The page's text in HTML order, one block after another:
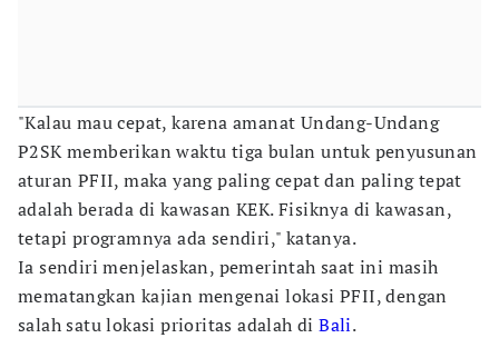
"Kalau mau cepat, karena amanat Undang-Undang
P2SK memberikan waktu tiga bulan untuk penyusunan
aturan PFII, maka yang paling cepat dan paling tepat
adalah berada di kawasan KEK. Fisiknya di kawasan,
tetapi programnya ada sendiri," katanya.
Ia sendiri menjelaskan, pemerintah saat ini masih
mematangkan kajian mengenai lokasi PFII, dengan
salah satu lokasi prioritas adalah diBali.